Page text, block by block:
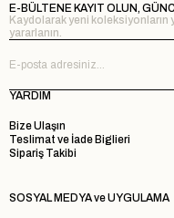
E-BÜLTENE KAYIT OLUN,
Kaydolarak yeni koleksiyonların
yararlanın.
YARDIM
Bize Ulaşın
Teslimat ve İade Biglieri
Sipariş Takibi
SOSYAL MEDYA ve UYGULAMA